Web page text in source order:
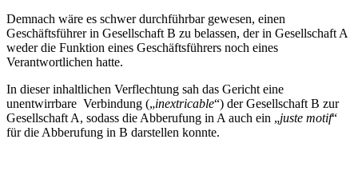
Demnach wäre es schwer durchführbar gewesen, einen
Geschäftsführer in Gesellschaft B zu belassen, der in Gesellschaft A
weder die Funktion eines Geschäftsführers noch eines
Verantwortlichen hatte.
In dieser inhaltlichen Verflechtung sah das Gericht eine
unentwirrbare Verbindung („inextricable“) der Gesellschaft B zur
Gesellschaft A, sodass die Abberufung in A auch ein „juste motif“
für die Abberufung in B darstellen konnte.